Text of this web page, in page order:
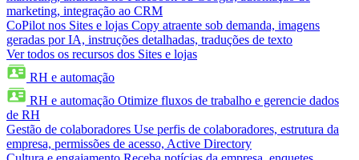
marketing, integração ao CRM
CoPilot nos Sites e lojas Copy atraente sob demanda, imagens
geradas por IA, instruções detalhadas, traduções de texto
Ver todos os recursos dos Sites e lojas
RH e automação
RH e automação Otimize fluxos de trabalho e gerencie dados
de RH
Gestão de colaboradores Use perfis de colaboradores, estrutura da
empresa, permissões de acesso, Active Directory